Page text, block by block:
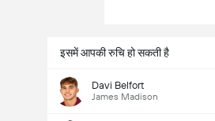
इसमें आपकी रुचि हो सकती है
Davi Belfort
James Madison